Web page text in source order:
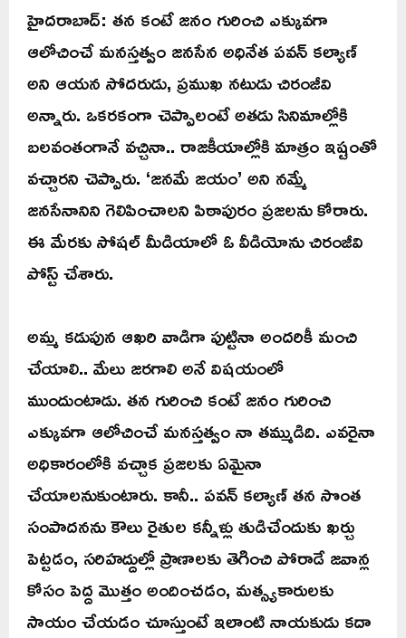
హైదరాబాద్: తన కంటే జనం గురించి ఎక్కువగా
ఆలోచించే మనస్తత్వం జనసేన అధినేత పవన్ కల్యాణ్
అని ఆయన సోదరుడు, ప్రముఖ నటుడు చిరంజీవి
అన్నారు. ఒకరకంగా చెప్పాలంటే అతడు సినిమాల్లోకి
బలవంతంగానే వచ్చినా.. రాజకీయాల్లోకి మాత్రం ఇష్టంతో
వచ్చారని చెప్పారు. ‘జనమే జయం’ అని నమ్మే
జనసేనానిని గెలిపించాలని పిఠాపురం ప్రజలను కోరారు.
ఈ మేరకు సోషల్ మీడియాలో ఓ వీడియోను చిరంజీవి
పోస్ట్ చేశారు.
అమ్మ కడుపున ఆఖరి వాడిగా పుట్టినా అందరికీ మంచి
చేయాలి.. మేలు జరగాలి అనే విషయంలో
ముందుంటాడు. తన గురించి కంటే జనం గురించి
ఎక్కువగా ఆలోచించే మనస్తత్వం నా తమ్ముడిది. ఎవరైనా
అధికారంలోకి వచ్చాక ప్రజలకు ఏమైనా
చేయాలనుకుంటారు. కానీ.. పవన్ కల్యాణ్ తన సొంత
సంపాదనను కౌలు రైతుల కన్నీళ్లు తుడిచేందుకు ఖర్చు
పెట్టడం, సరిహద్దుల్లో ప్రాణాలకు తెగించి పోరాడే జవాన్ల
కోసం పెద్ద మొత్తం అందించడం, మత్స్యకారులకు
సాయం చేయడం చూస్తుంటే ఇలాంటి నాయకుడు కదా